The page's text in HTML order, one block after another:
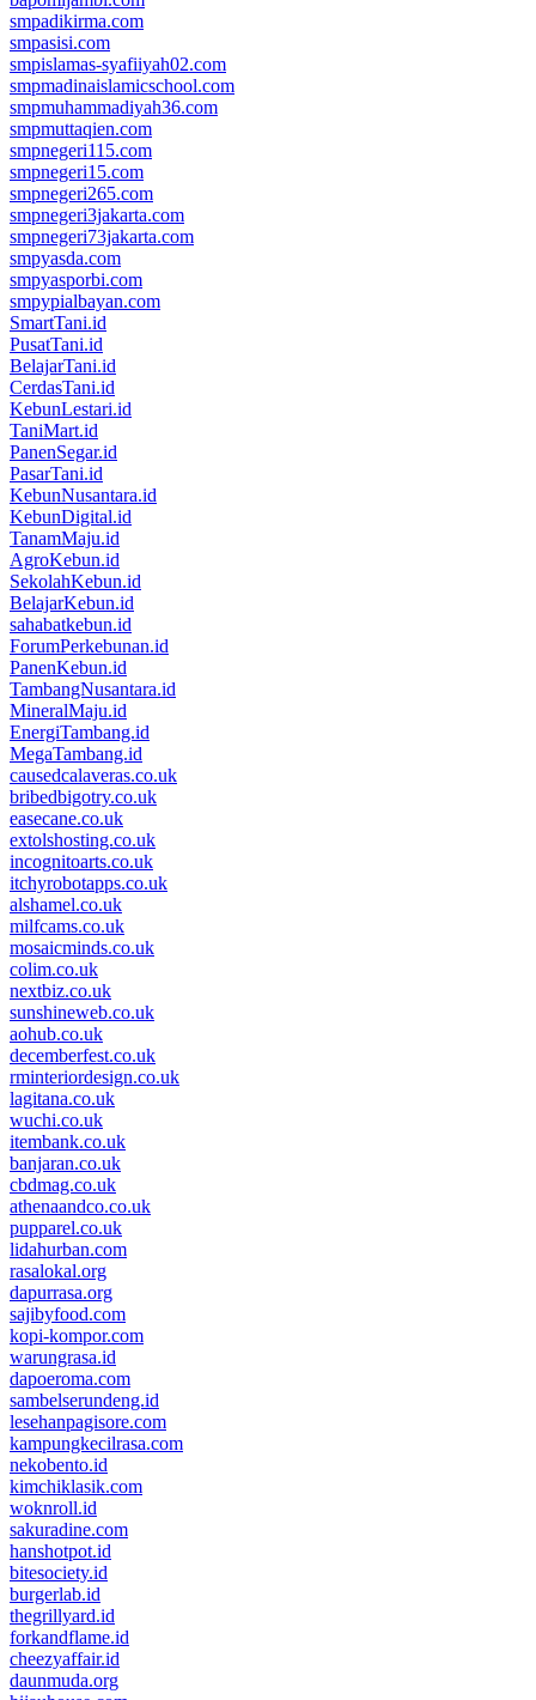
smpadikirma.com
smpasisi.com
smpislamas-syafiiyah02.com
smpmadinaislamicschool.com
smpmuhammadiyah36.com
smpmuttaqien.com
smpnegeri115.com
smpnegeri15.com
smpnegeri265.com
smpnegeri3jakarta.com
smpnegeri73jakarta.com
smpyasda.com
smpyasporbi.com
smpypialbayan.com
SmartTani.id
PusatTani.id
BelajarTani.id
CerdasTani.id
KebunLestari.id
TaniMart.id
PanenSegar.id
PasarTani.id
KebunNusantara.id
KebunDigital.id
TanamMaju.id
AgroKebun.id
SekolahKebun.id
BelajarKebun.id
sahabatkebun.id
ForumPerkebunan.id
PanenKebun.id
TambangNusantara.id
MineralMaju.id
EnergiTambang.id
MegaTambang.id
causedcalaveras.co.uk
bribedbigotry.co.uk
easecane.co.uk
extolshosting.co.uk
incognitoarts.co.uk
itchyrobotapps.co.uk
alshamel.co.uk
milfcams.co.uk
mosaicminds.co.uk
colim.co.uk
nextbiz.co.uk
sunshineweb.co.uk
aohub.co.uk
decemberfest.co.uk
rminteriordesign.co.uk
lagitana.co.uk
wuchi.co.uk
itembank.co.uk
banjaran.co.uk
cbdmag.co.uk
athenaandco.co.uk
pupparel.co.uk
lidahurban.com
rasalokal.org
dapurrasa.org
sajibyfood.com
kopi-kompor.com
warungrasa.id
dapoeroma.com
sambelserundeng.id
lesehanpagisore.com
kampungkecilrasa.com
nekobento.id
kimchiklasik.com
woknroll.id
sakuradine.com
hanshotpot.id
bitesociety.id
burgerlab.id
thegrillyard.id
forkandflame.id
cheezyaffair.id
daunmuda.org